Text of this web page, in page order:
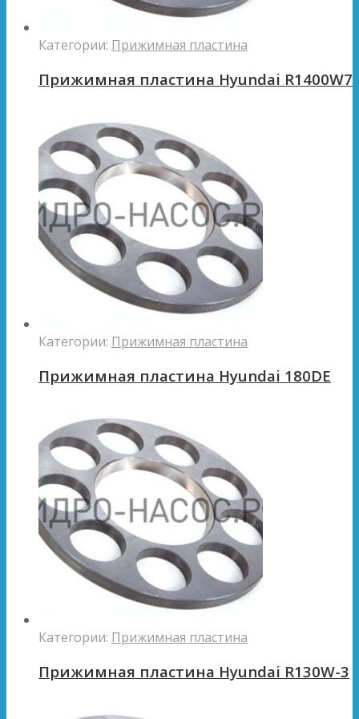
Категории: Прижимная пластина
Прижимная пластина Hyundai R1400W7
Категории: Прижимная пластина
Прижимная пластина Hyundai 180DE
Категории: Прижимная пластина
Прижимная пластина Hyundai R130W-3